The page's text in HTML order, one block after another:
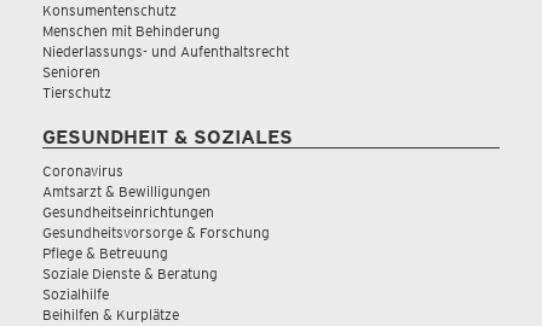
Konsumentenschutz
Menschen mit Behinderung
Niederlassungs- und Aufenthaltsrecht
Senioren
Tierschutz
GESUNDHEIT & SOZIALES
Coronavirus
Amtsarzt & Bewilligungen
Gesundheitseinrichtungen
Gesundheitsvorsorge & Forschung
Pflege & Betreuung
Soziale Dienste & Beratung
Sozialhilfe
Beihilfen & Kurplätze